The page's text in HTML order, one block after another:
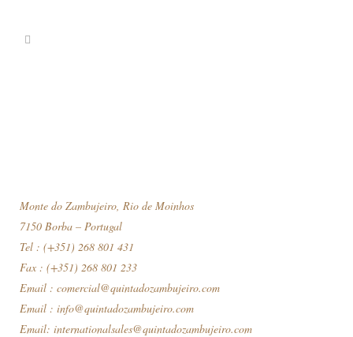
Monte do Zambujeiro, Rio de Moinhos
7150 Borba – Portugal
Tel : (+351) 268 801 431
Fax : (+351) 268 801 233
Email : comercial@quintadozambujeiro.com
Email : info@quintadozambujeiro.com
Email: internationalsales@quintadozambujeiro.com